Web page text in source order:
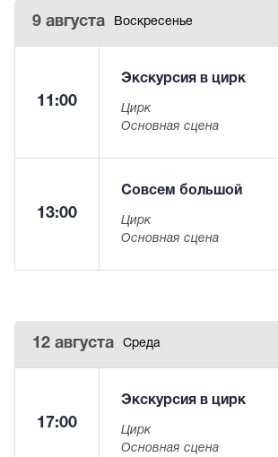
9 августа Воскресенье
11:00
Экскурсия в цирк
Цирк
Основная сцена
13:00
Совсем большой
Цирк
Основная сцена
12 августа Среда
17:00
Экскурсия в цирк
Цирк
Основная сцена